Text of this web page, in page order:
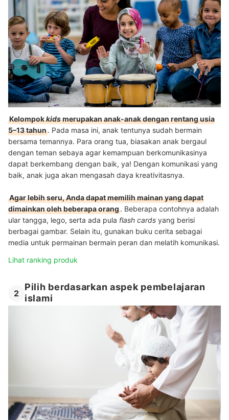
Kelompokkidsmerupakan anak-anak dengan rentang usia
5–13 tahun. Pada masa ini, anak tentunya sudah bermain
bersama temannya. Para orang tua, biasakan anak bergaul
dengan teman sebaya agar kemampuan berkomunikasinya
dapat berkembang dengan baik, ya! Dengan komunikasi yang
baik, anak juga akan mengasah daya kreativitasnya.
Agar lebih seru, Anda dapat memilih mainan yang dapat
dimainkan oleh beberapa orang. Beberapa contohnya adalah
ular tangga, lego, serta ada pula flash cards yang berisi
berbagai gambar. Selain itu, gunakan buku cerita sebagai
media untuk permainan bermain peran dan melatih komunikasi.
Lihat ranking produk
2
Pilih berdasarkan aspek pembelajaran
islami